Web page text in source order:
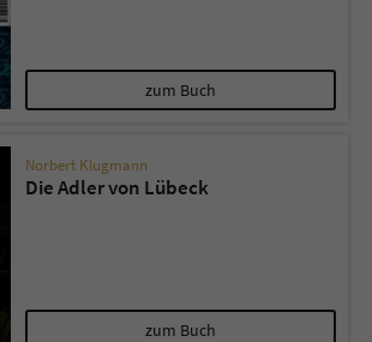
zum Buch
Norbert Klugmann
Die Adler von Lübeck
zum Buch
Sicherheitscode des Kontaktformulars zu
überprüfen.